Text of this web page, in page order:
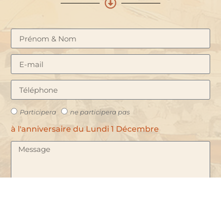
Participera ne participera pas
à l'anniversaire du Lundi 1 Décembre